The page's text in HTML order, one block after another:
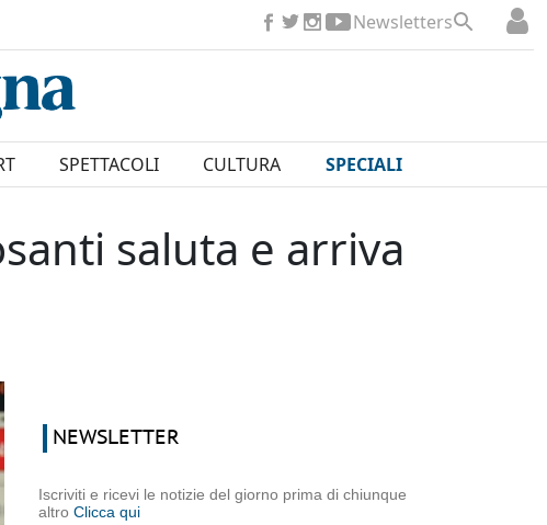
Newsletters
SPETTACOLI CULTURA SPECIALI
saluta e arriva
NEWSLETTER
Iscriviti e ricevi le notizie del giorno prima di chiunque
altroClicca qui